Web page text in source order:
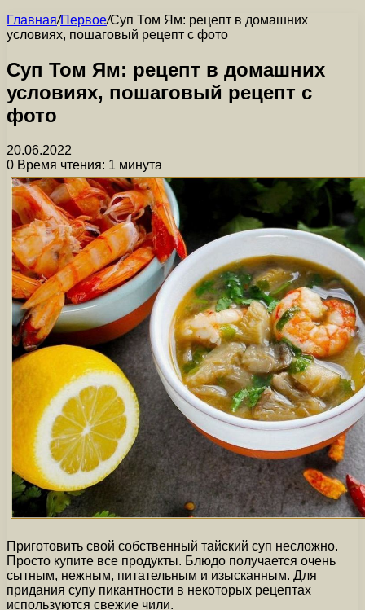
Главная/Первое/Суп Том Ям: рецепт в домашних
условиях, пошаговый рецепт с фото
Суп Том Ям: рецепт в домашних
условиях, пошаговый рецепт с
фото
20.06.2022
0 Время чтения: 1 минута
Приготовить свой собственный тайский суп несложно.
Просто купите все продукты. Блюдо получается очень
сытным, нежным, питательным и изысканным. Для
придания супу пикантности в некоторых рецептах
используются свежие чили.